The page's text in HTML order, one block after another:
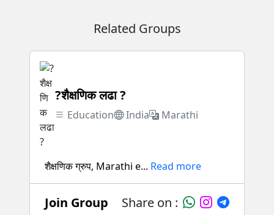
Related Groups
?शैक्षणिक लढा ?
Education India Marathi
शैक्षणिक ग्रुप, Marathi e... Read more
Join Group Share on :